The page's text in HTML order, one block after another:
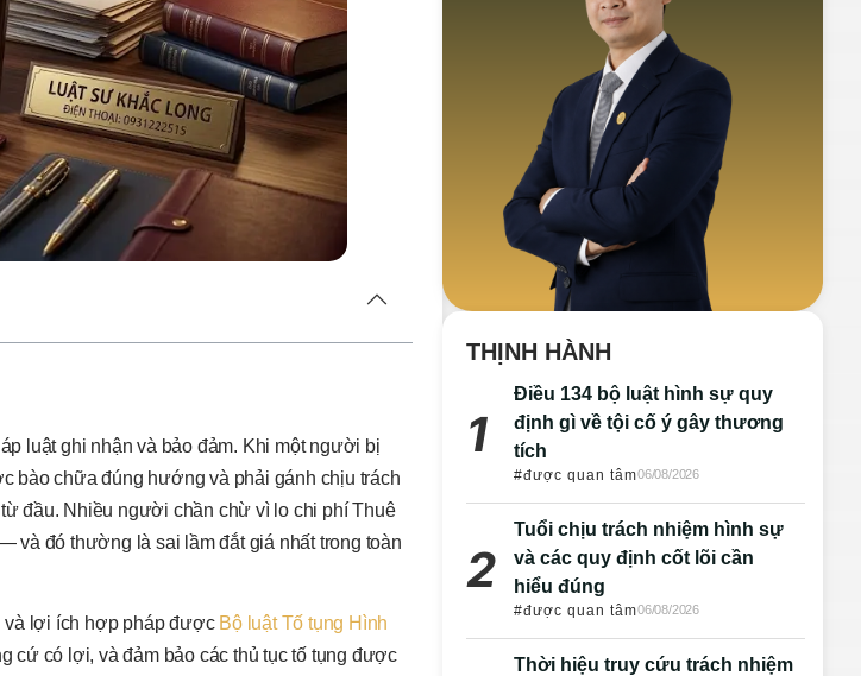
luật ghi nhận và bảo đảm. Khi một người bị
bào chữa đúng hướng và phải gánh chịu trách
đầu. Nhiều người chần chừ vì lo chi phí Thuê
và đó thường là sai lầm đắt giá nhất trong toàn
và lợi ích hợp pháp được Bộ luật Tố tụng Hình
cứ có lợi, và đảm bảo các thủ tục tố tụng được
THỊNH HÀNH
Điều 134 bộ luật hình sự quy
định gì về tội cố ý gây thương
tích
#được quan tâm06/08/2026
Tuổi chịu trách nhiệm hình sự
và các quy định cốt lõi cần
hiểu đúng
#được quan tâm06/08/2026
Thời hiệu truy cứu trách nhiệm